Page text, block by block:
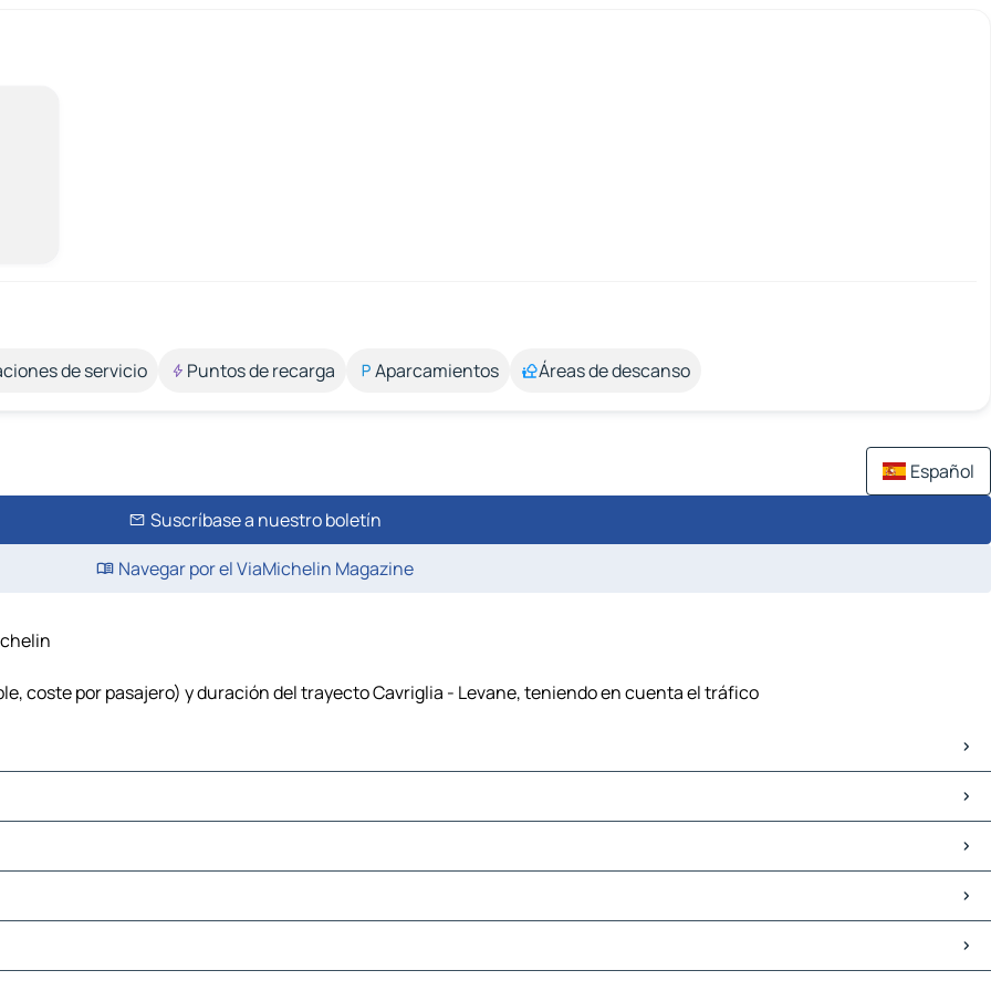
de servicio Puntos de recarga Aparcamientos Áreas de descanso
Español
Suscríbase a nuestro boletín
Navegar por el ViaMichelin Magazine
coste por pasajero) y duración del trayecto Cavriglia - Levane, teniendo en cuenta el tráfico